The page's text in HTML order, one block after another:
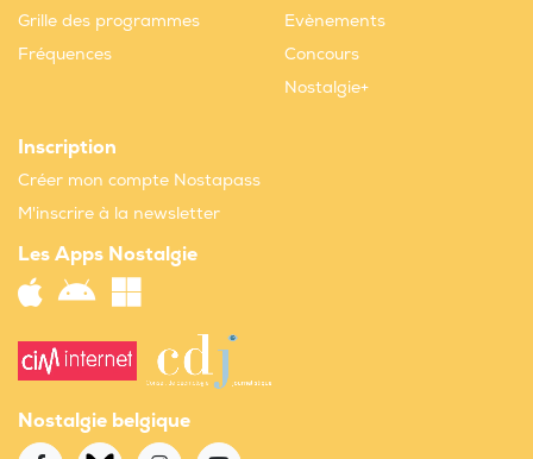
Grille des programmes
Fréquences
Evènements
Concours
Nostalgie+
Inscription
Créer mon compte Nostapass
M'inscrire à la newsletter
Les Apps Nostalgie
Nostalgie belgique